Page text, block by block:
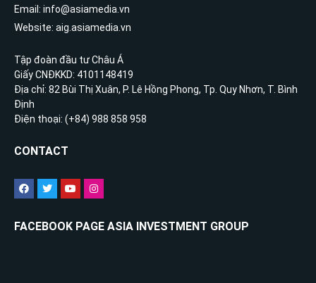
Email: info@asiamedia.vn
Website: aig.asiamedia.vn
Tập đoàn đầu tư Châu Á
Giấy CNĐKKD: 4101148419
Địa chỉ: 82 Bùi Thị Xuân, P. Lê Hồng Phong, Tp. Quy Nhơn, T. Bình
Định
Điện thoại: (+84) 988 858 958
CONTACT
FACEBOOK PAGE ASIA INVESTMENT GROUP